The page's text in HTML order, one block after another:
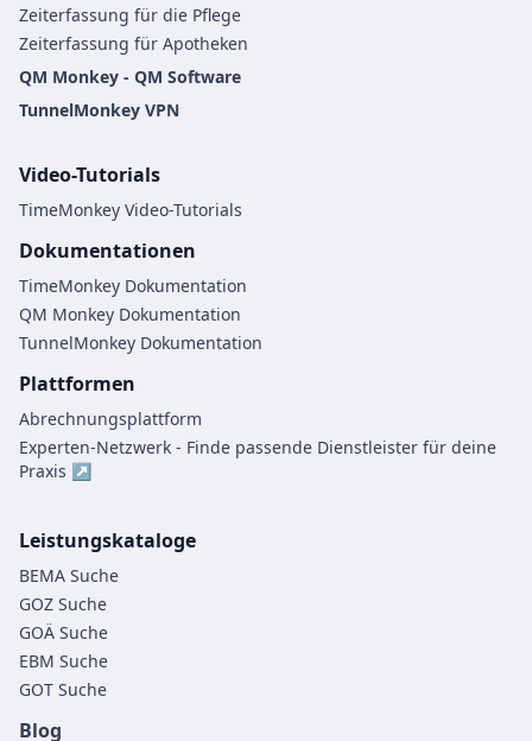
Zeiterfassung für die Pflege
Zeiterfassung für Apotheken
QM Monkey - QM Software
TunnelMonkey VPN
Video-Tutorials
TimeMonkey Video-Tutorials
Dokumentationen
TimeMonkey Dokumentation
QM Monkey Dokumentation
TunnelMonkey Dokumentation
Plattformen
Abrechnungsplattform
Experten-Netzwerk - Finde passende Dienstleister für deine
Praxis ↗
Leistungskataloge
BEMA Suche
GOZ Suche
GOÄ Suche
EBM Suche
GOT Suche
Blog